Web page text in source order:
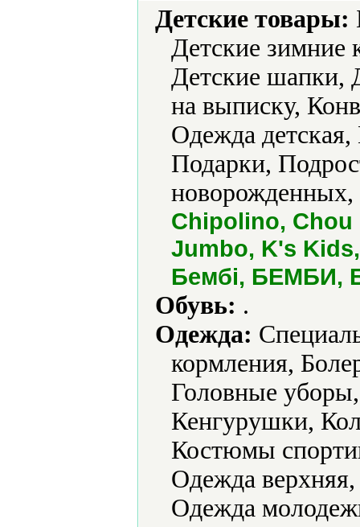
Детские товары:
Детские зимние
Детские шапки,
на выписку,
Одежда
Подарки,
новорожденных,
Chipolino, Chou
Jumbo, K's
Бембi, БЕМБИ,
Обувь: .
Одежда:
кормления,
Головные
Кенгурушки,
Костюмы
Одежда
Одежда